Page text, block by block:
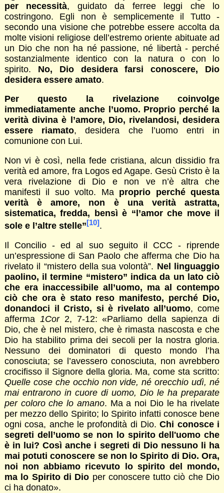
per necessità, guidato da ferree leggi che lo
costringono. Egli non è semplicemente il Tutto -
secondo una visione che potrebbe essere accolta da
molte visioni religiose dell’estremo oriente abituate ad
un Dio che non ha né passione, né libertà - perché
sostanzialmente identico con la natura o con lo
spirito. No, Dio desidera farsi conoscere, Dio
desidera essere amato.
Per questo la rivelazione coinvolge
immediatamente anche l’uomo. Proprio perché la
verità divina è l’amore, Dio, rivelandosi, desidera
essere riamato, desidera che l’uomo entri in
comunione con Lui.
Non vi è così, nella fede cristiana, alcun dissidio fra
verità ed amore, fra Logos ed Agape. Gesù Cristo è la
vera rivelazione di Dio e non ve n’è altra che
manifesti il suo volto. Ma proprio perché questa
verità è amore, non è una verità astratta,
sistematica, fredda, bensì è “l’amor che move il
sole e l’altre stelle”[10].
Il Concilio - ed al suo seguito il CCC - riprende
un’espressione di San Paolo che afferma che Dio ha
rivelato il “mistero della sua volontà”. Nel linguaggio
paolino, il termine “mistero” indica da un lato ciò
che era inaccessibile all’uomo, ma al contempo
ciò che ora è stato reso manifesto, perché Dio,
donandoci il Cristo, si è rivelato all’uomo, come
afferma 1Cor2, 7-12: «Parliamo della sapienza di
Dio, che è nel mistero, che è rimasta nascosta e che
Dio ha stabilito prima dei secoli per la nostra gloria.
Nessuno dei dominatori di questo mondo l’ha
conosciuta; se l’avessero conosciuta, non avrebbero
crocifisso il Signore della gloria. Ma, come sta scritto:
Quelle cose che occhio non vide, né orecchio udì, né
mai entrarono in cuore di uomo, Dio le ha preparate
per coloro che lo amano. Ma a noi Dio le ha rivelate
per mezzo dello Spirito; lo Spirito infatti conosce bene
ogni cosa, anche le profondità di Dio.Chi conosce i
segreti dell’uomo se non lo spirito dell'uomo che
è in lui? Così anche i segreti di Dio nessuno li ha
mai potuti conoscere se non lo Spirito di Dio. Ora,
noi non abbiamo ricevuto lo spirito del mondo,
ma lo Spirito di Dio per conoscere tutto ciò che Dio
ci ha donato».